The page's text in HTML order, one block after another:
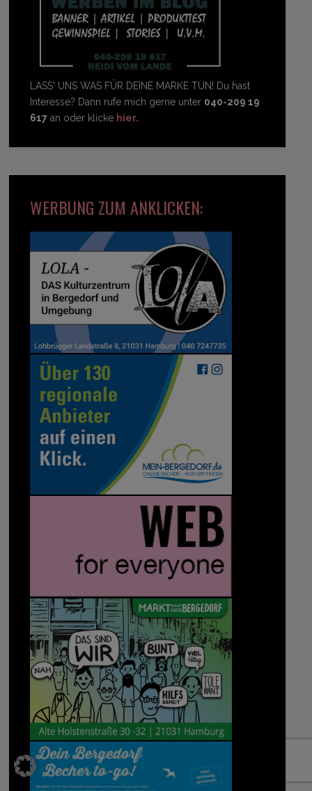
LASS' UNS WAS FÜR DEINE MARKE TUN! Du hast
Interesse? Dann rufe mich gerne unter 040-209 19
617 an oder klicke hier.
WERBUNG ZUM ANKLICKEN: